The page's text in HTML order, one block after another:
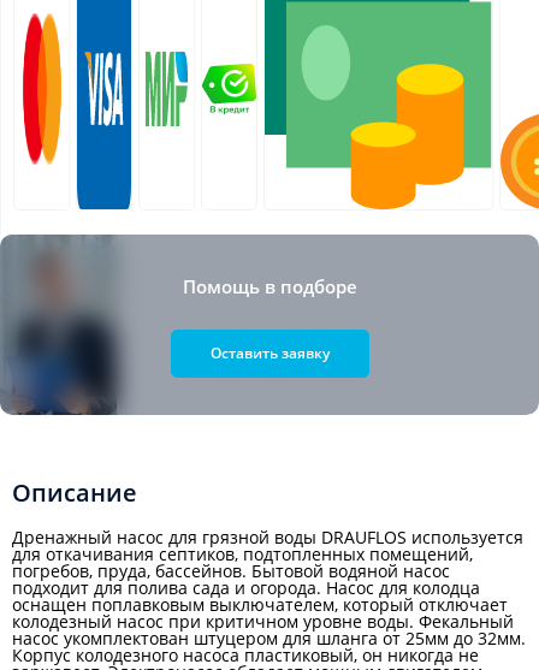
Помощь в подборе
Оставить заявку
Описание
Дренажный насос для грязной воды DRAUFLOS используется
для откачивания септиков, подтопленных помещений,
погребов, пруда, бассейнов. Бытовой водяной насос
подходит для полива сада и огорода. Насос для колодца
оснащен поплавковым выключателем, который отключает
колодезный насос при критичном уровне воды. Фекальный
насос укомплектован штуцером для шланга от 25мм до 32мм.
Корпус колодезного насоса пластиковый, он никогда не